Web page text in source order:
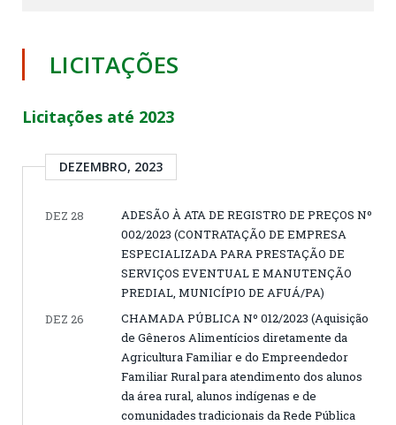
LICITAÇÕES
Licitações até 2023
DEZEMBRO, 2023
DEZ 28
ADESÃO À ATA DE REGISTRO DE PREÇOS Nº
002/2023 (CONTRATAÇÃO DE EMPRESA
ESPECIALIZADA PARA PRESTAÇÃO DE
SERVIÇOS EVENTUAL E MANUTENÇÃO
PREDIAL, MUNICÍPIO DE AFUÁ/PA)
DEZ 26
CHAMADA PÚBLICA Nº 012/2023 (Aquisição
de Gêneros Alimentícios diretamente da
Agricultura Familiar e do Empreendedor
Familiar Rural para atendimento dos alunos
da área rural, alunos indígenas e de
comunidades tradicionais da Rede Pública